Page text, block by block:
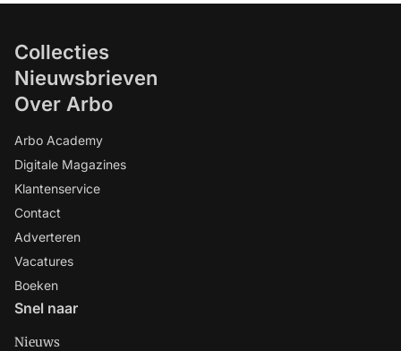
Collecties
Nieuwsbrieven
Over Arbo
Arbo Academy
Digitale Magazines
Klantenservice
Contact
Adverteren
Vacatures
Boeken
Snel naar
Nieuws